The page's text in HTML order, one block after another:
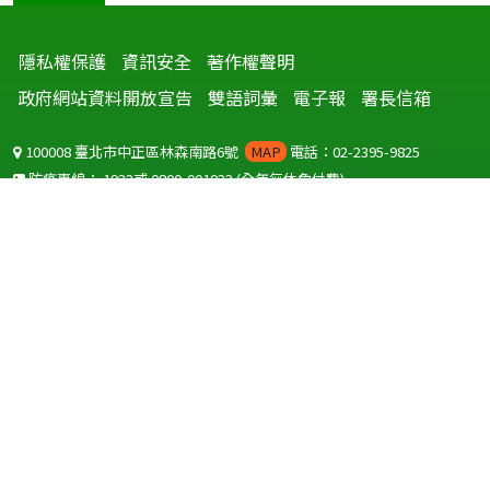
隱私權保護 資訊安全 著作權聲明
政府網站資料開放宣告
雙語詞彙 電子報 署長信箱
100008 臺北市中正區林森南路6號 MAP 電話：02-2395-9825
防疫專線：1922或0800-001922(全年無休免付費)